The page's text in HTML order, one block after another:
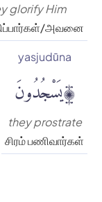
glorify Him
அவனை
yasjudūna
يَسْجُدُونَ۩
they prostrate
சிரம் பணிவார்கள்